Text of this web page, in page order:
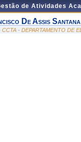
de Atividades
De Assis
CCTA - DEPARTAMENTO DE